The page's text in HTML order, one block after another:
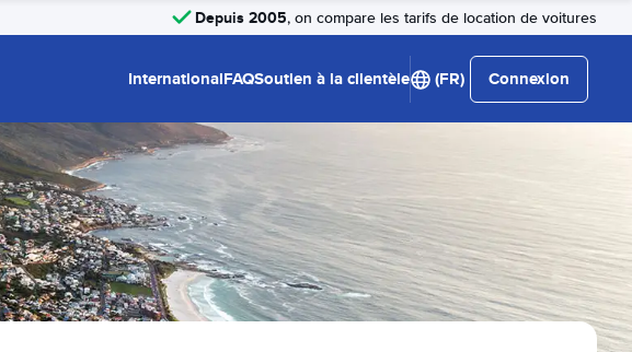
Depuis 2005, on compare les tarifs de location de voitures
InternationalFAQSoutien à la clientèle (FR) Connexion